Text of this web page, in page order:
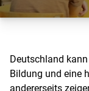
Deutschland
Bildung und eine
andererseits